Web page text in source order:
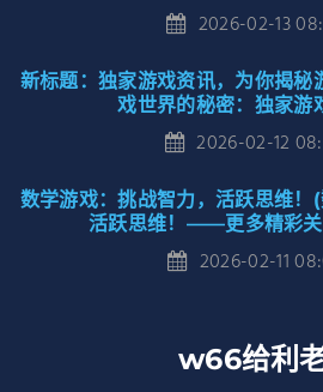
2026-02-13
新标题：独家游戏资讯，为你揭秘
戏世界的秘密：独家游
2026-02-12
数学游戏：挑战智力，活跃思维！(
活跃思维！——更多精彩关
2026-02-11
w66给利